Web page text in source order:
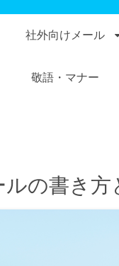
社外向けメール
敬語・マナー
ルの書き方